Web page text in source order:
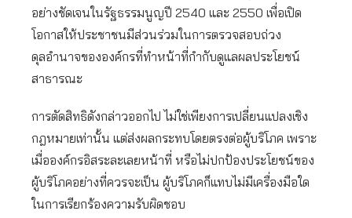
อย่างชัดเจนในรัฐธรรมนูญปี 2540 และ 2550 เพื่อเปิด
โอกาสให้ประชาชนมีส่วนร่วมในการตรวจสอบถ่วง
ดุลอำนาจขององค์กรที่ทำหน้าที่กำกับดูแลผลประโยชน์
สาธารณะ
การตัดสิทธิดังกล่าวออกไป ไม่ใช่เพียงการเปลี่ยนแปลงเชิง
กฎหมายเท่านั้น แต่ส่งผลกระทบโดยตรงต่อผู้บริโภค เพราะ
เมื่อองค์กรอิสระละเลยหน้าที่ หรือไม่ปกป้องประโยชน์ของ
ผู้บริโภคอย่างที่ควรจะเป็น ผู้บริโภคก็แทบไม่มีเครื่องมือใด
ในการเรียกร้องความรับผิดชอบ